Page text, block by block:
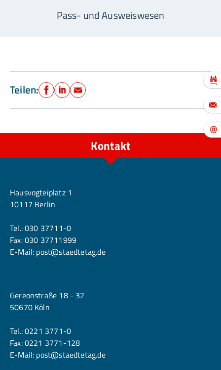
Pass- und Ausweiswesen
Teilen: Facebook
LinkedIn
E-Mail
Kontakt
Hausvogteiplatz 1
10117 Berlin
Tel.:030 37711-0
Fax: 030 37711999
E-Mail: post@staedtetag.de
Gereonstraße 18 - 32
50670 Köln
Tel.:0221 3771-0
Fax: 0221 3771-128
E-Mail: post@staedtetag.de